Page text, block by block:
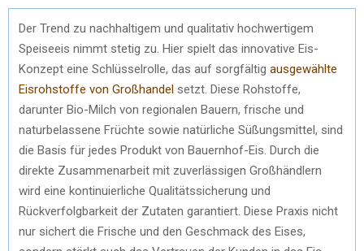
Der Trend zu nachhaltigem und qualitativ hochwertigem
Speiseeis nimmt stetig zu. Hier spielt das innovative Eis-
Konzept eine Schlüsselrolle, das auf sorgfältig ausgewählte
Eisrohstoffe von Großhandel setzt. Diese Rohstoffe,
darunter Bio-Milch von regionalen Bauern, frische und
naturbelassene Früchte sowie natürliche Süßungsmittel, sind
die Basis für jedes Produkt von Bauernhof-Eis. Durch die
direkte Zusammenarbeit mit zuverlässigen Großhändlern
wird eine kontinuierliche Qualitätssicherung und
Rückverfolgbarkeit der Zutaten garantiert. Diese Praxis nicht
nur sichert die Frische und den Geschmack des Eises,